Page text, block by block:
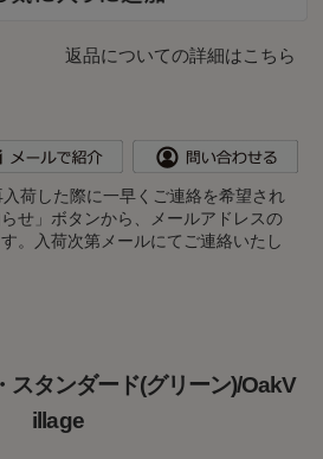
返品についての詳細はこちら
荷した際に一早くご連絡を希望され
せ」ボタンから、メールアドレスの
。入荷次第メールにてご連絡いたし
スタンダード(グリーン)/OakV
illage